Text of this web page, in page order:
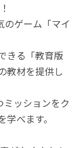
のゲーム「マイ
きる「教育版
教材を提供し
ッションをク
べます。